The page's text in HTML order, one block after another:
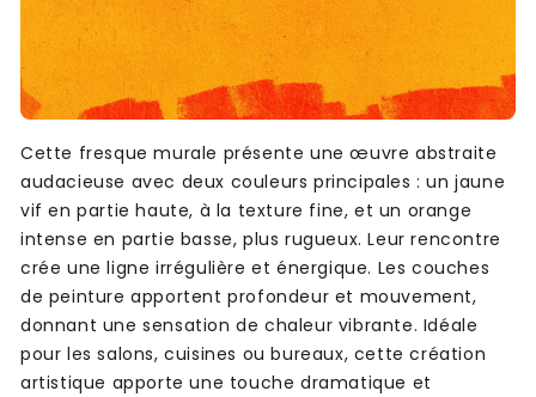
Cette fresque murale présente une œuvre abstraite
audacieuse avec deux couleurs principales : un jaune
vif en partie haute, à la texture fine, et un orange
intense en partie basse, plus rugueux. Leur rencontre
crée une ligne irrégulière et énergique. Les couches
de peinture apportent profondeur et mouvement,
donnant une sensation de chaleur vibrante. Idéale
pour les salons, cuisines ou bureaux, cette création
artistique apporte une touche dramatique et